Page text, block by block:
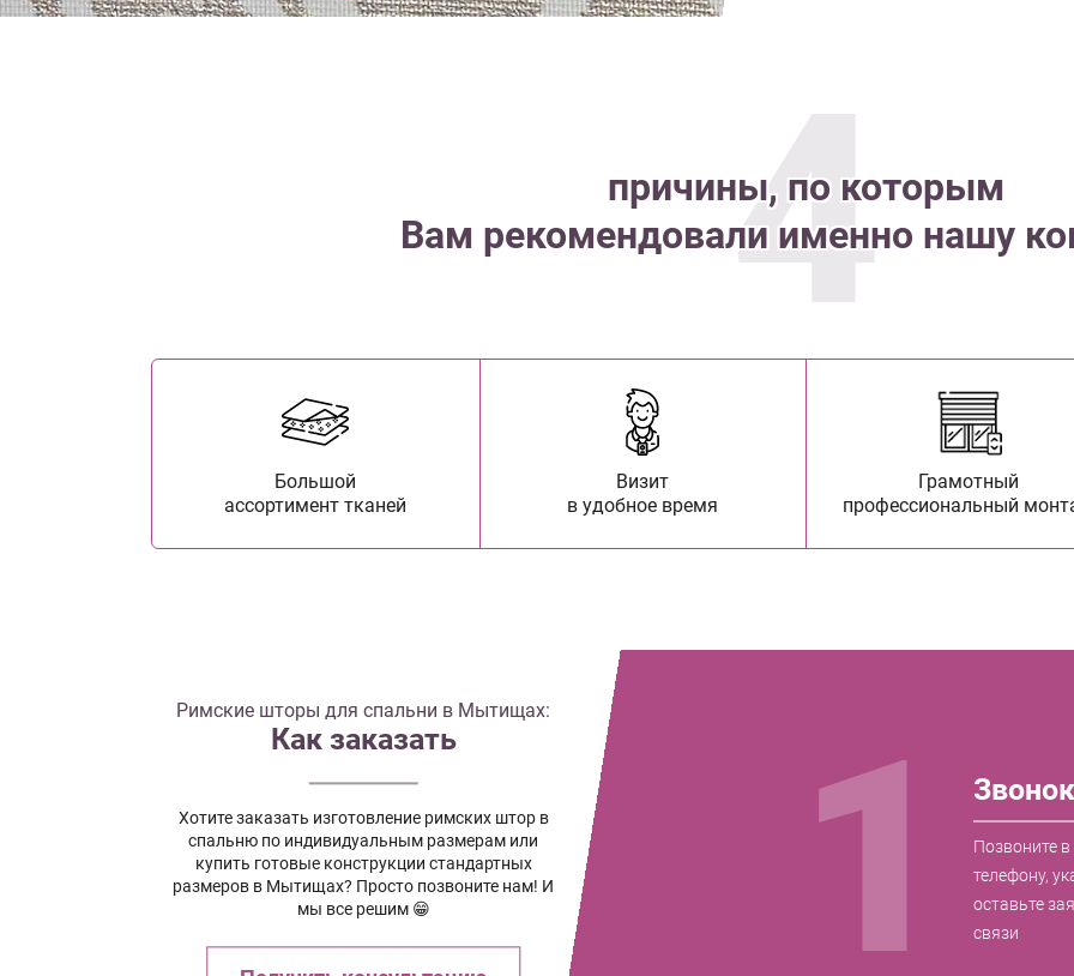
4
причины, по которым
Вам рекомендовали именно нашу
Большой
ассортимент тканей
Визит
в удобное время
Грамотный
профессиональный
Римские шторы для спальни в Мытищах:
Как заказать
Хотите заказать изготовление римских штор в
спальню по индивидуальным размерам или
купить готовые конструкции стандартных
размеров в Мытищах? Просто позвоните нам! И
мы все решим 😁
1 Звонок
Позвоните
телефону,
оставьте
связи